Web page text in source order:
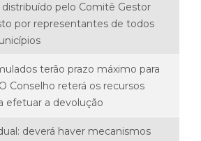
pelo Comitê Gestor
por representantes de todos
terão prazo máximo para
Conselho reterá os recursos
efetuar a devolução
deverá haver mecanismos